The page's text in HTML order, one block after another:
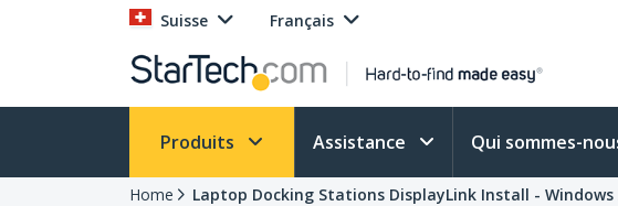
Suisse Français
Produits Assistance Qui sommes-
Home Laptop Docking Stations DisplayLink Install - Windows